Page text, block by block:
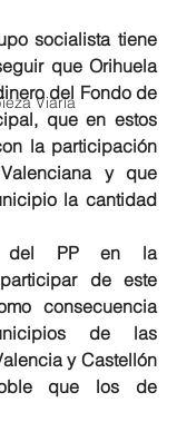
Viaria
socialista tiene
que Orihuela
del Fondo de
que en estos
la participación
y que
la cantidad
del PP en la
de este
consecuencia
de las
y Castellón
que los de